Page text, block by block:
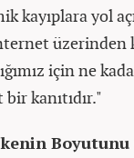
kayıplara yol
üzerinden
için ne
kanıtıdır."